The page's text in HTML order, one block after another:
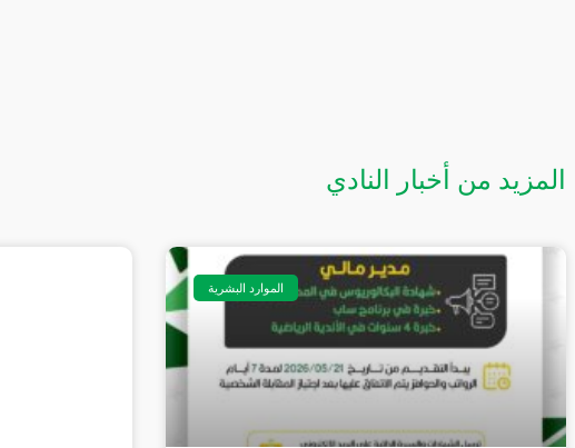
المزيد من أخبار النادي
الموارد البشرية